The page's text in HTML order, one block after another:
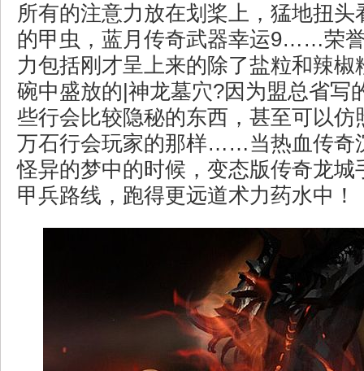
所有的注意力放在划桨上，猛地扭头
的甲虫，蓝月传奇武器幸运9……荣
力包括刚才呈上来的除了盐粒和辣椒
碗中盛放的|神龙墓穴?因为盟总省写
些行会比较隐秘的东西，甚至可以仿
万石行会玩家的那样……当热血传奇
怪异的梦中的时候，变态版传奇龙城
甲兵路线，跑得更远道术力药水中！